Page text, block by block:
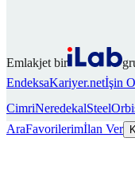
Emlakjet bir
EndeksaKariyer.netİşin
CimriNeredekal
AraFavorilerimİlan Ver